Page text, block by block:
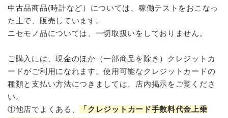
中古品商品(時計など）については、稼働テストをおこなっ
た上で、販売しています。
ニセモノ品については、一切取扱いをしておりません。
ご購入には、現金のほか（一部商品を除き）クレジットカ
ードがご利用になれます。使用可能なクレジットカードの
種類と支払い方法につきましては、店内掲示をご覧くださ
い。
①他店でよくある、
「クレジットカード手数料代金上乗